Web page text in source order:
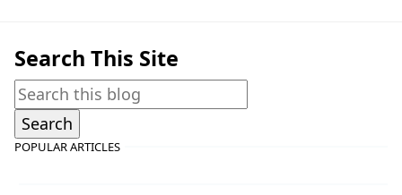
Search This Site
POPULAR ARTICLES